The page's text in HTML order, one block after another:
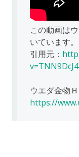
この動画は
いています。
引用元：
ウエダ金物Ｈ
https://